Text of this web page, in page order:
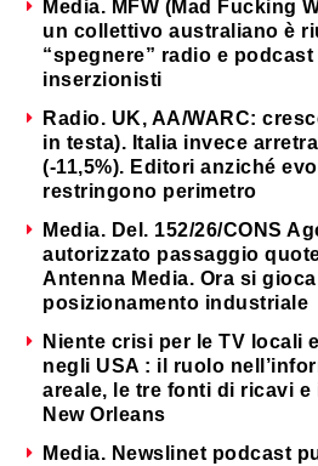
Media. MFW (Mad Fucking
un collettivo australiano è
“spegnere” radio e
inserzionisti
Radio. UK, AA/WARC:
in testa). Italia invece
(-11,5%). Editori anziché
restringono perimetro
Media. Del. 152/26/CONS
autorizzato passaggio
Antenna Media. Ora si
posizionamento industriale
Niente crisi per le TV locali
negli USA : il ruolo
areale, le tre fonti di ricavi e
New Orleans
Media. Newslinet podcast